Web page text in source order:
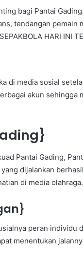
bagi Pantai
tendangan pemain
HARI INI
di media sosial
akun sehingga
Pantai Gading,
dijalankan
di media olahraga.
peran individu
menentukan